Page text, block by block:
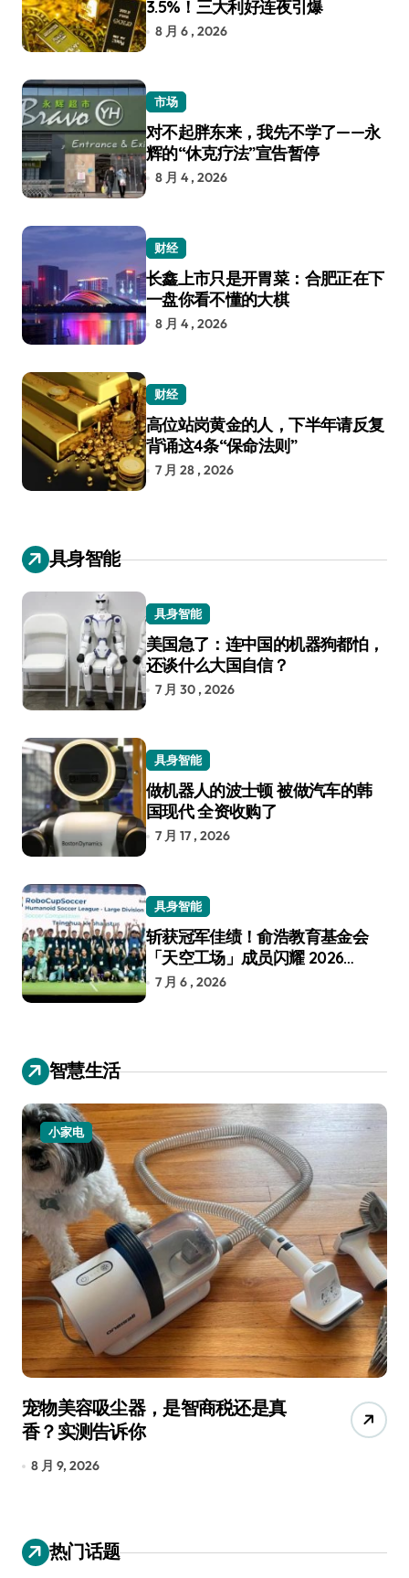
3.5%！三大利好连夜引爆
8 月 6 , 2026
市场
对不起胖东来，我先不学了——永
辉的“休克疗法”宣告暂停
8 月 4 , 2026
财经
长鑫上市只是开胃菜：合肥正在下
一盘你看不懂的大棋
8 月 4 , 2026
财经
高位站岗黄金的人，下半年请反复
背诵这4条“保命法则”
7 月 28 , 2026
具身智能
具身智能
美国急了：连中国的机器狗都怕，
还谈什么大国自信？
7 月 30 , 2026
具身智能
做机器人的波士顿 被做汽车的韩
国现代 全资收购了
7 月 17 , 2026
具身智能
斩获冠军佳绩！俞浩教育基金会
「天空工场」成员闪耀 2026
RoboCup 机器人世界杯
7 月 6 , 2026
智慧生活
小家电
宠物美容吸尘器，是智商税还是真
香？实测告诉你
8 月 9, 2026
热门话题